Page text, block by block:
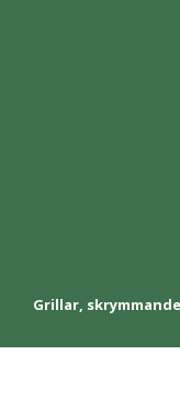
Grillar,